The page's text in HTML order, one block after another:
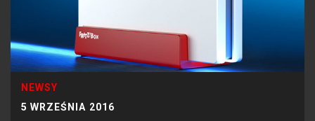
NEWSY
5 WRZEŚNIA 2016